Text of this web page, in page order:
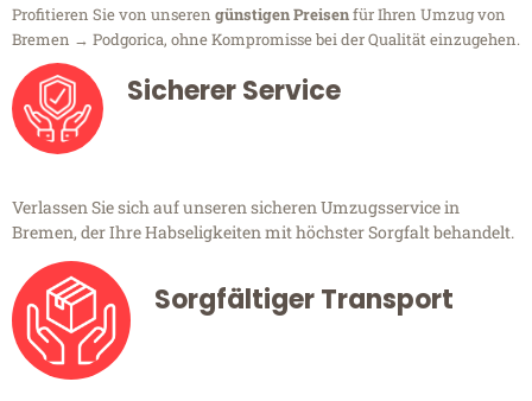
Profitieren Sie von unseren günstigen Preisenfür Ihren Umzug von
Bremen → Podgorica, ohne Kompromisse bei der Qualität einzugehen.
Sicherer Service
Verlassen Sie sich auf unseren sicheren Umzugsservice in
Bremen, der Ihre Habseligkeiten mit höchster Sorgfalt behandelt.
Sorgfältiger Transport